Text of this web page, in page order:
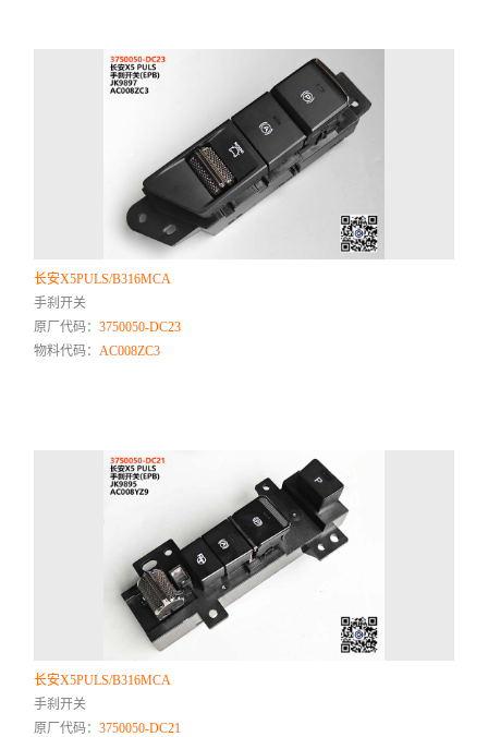
长安X5PULS/B316MCA
手刹开关
原厂代码：3750050-DC23
物料代码： AC008ZC3
长安X5PULS/B316MCA
手刹开关
原厂代码：3750050-DC21